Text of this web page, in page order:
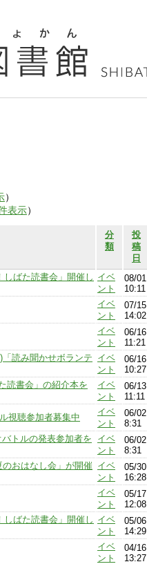
）
表示）
分
類
投
稿
日
ばた読書会」開催し イベ
ント
08/01
10:11
イベ
ント
07/15
14:02
イベ
ント
06/16
11:21
読み聞かせボランテ イベ
ント
06/16
10:27
読書会」の紹介本を
イベ
ント
06/13
11:11
視聴参加者募集中
イベ
ント
06/02
8:31
トルの発表参加者を
イベ
ント
06/02
8:31
おはなし会」が開催 イベ
ント
05/30
16:28
イベ
ント
05/17
12:08
ばた読書会」開催し イベ
ント
05/06
14:29
イベ
ント
04/16
13:27